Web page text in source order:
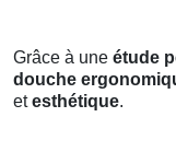
Grâce à une étude
douche
etesthétique.